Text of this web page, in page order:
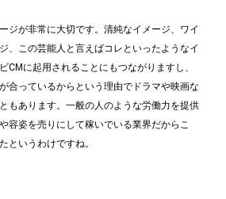
ジが非常に大切です。清純なイメージ、ワイ
、この芸能人と言えばコレといったようなイ
CMに起用されることにもつながりますし、
合っているからという理由でドラマや映画な
もあります。一般の人のような労働力を提供
容姿を売りにして稼いでいる業界だからこ
というわけですね。